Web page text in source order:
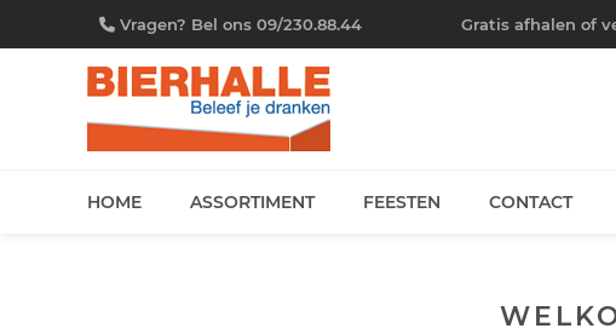
Vragen? Bel ons 09/230.88.44 Gratis afhalen of
HOME ASSORTIMENT FEESTEN CONTACT